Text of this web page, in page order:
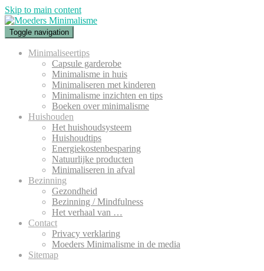
Skip to main content
Toggle navigation
Minimaliseertips
Capsule garderobe
Minimalisme in huis
Minimaliseren met kinderen
Minimalisme inzichten en tips
Boeken over minimalisme
Huishouden
Het huishoudsysteem
Huishoudtips
Energiekostenbesparing
Natuurlijke producten
Minimaliseren in afval
Bezinning
Gezondheid
Bezinning / Mindfulness
Het verhaal van …
Contact
Privacy verklaring
Moeders Minimalisme in de media
Sitemap